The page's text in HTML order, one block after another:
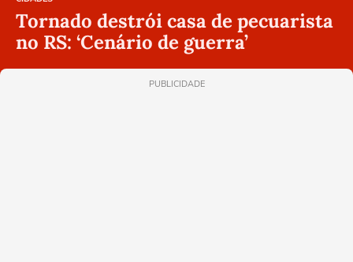
Tornado destrói casa de pecuarista
no RS: ‘Cenário de guerra’
PUBLICIDADE